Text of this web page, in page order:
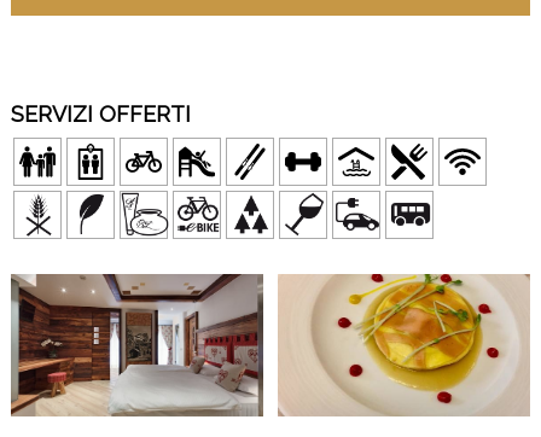
SERVIZI OFFERTI